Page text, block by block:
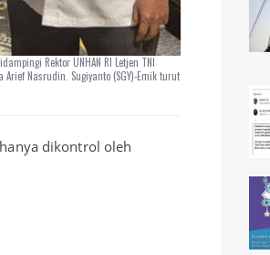
Rektor UNHAN RI Letjen TNI
Arief Nasrudin. Sugiyanto (SGY)-Emik turut
dikontrol oleh